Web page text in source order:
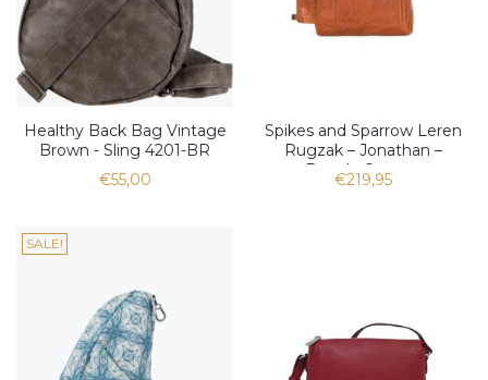
Healthy Back Bag Vintage
Brown - Sling 4201-BR
€55,00
Spikes and Sparrow Leren
Rugzak – Jonathan –
Brandy Cognac
€219,95
SALE!